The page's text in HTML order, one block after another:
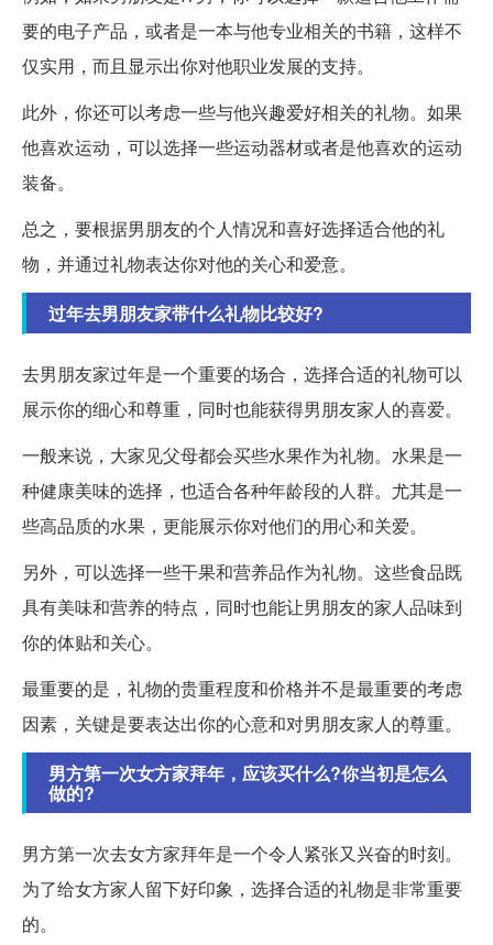
要的电子产品，或者是一本与他专业相关的书籍，这样不
仅实用，而且显示出你对他职业发展的支持。
此外，你还可以考虑一些与他兴趣爱好相关的礼物。如果
他喜欢运动，可以选择一些运动器材或者是他喜欢的运动
装备。
总之，要根据男朋友的个人情况和喜好选择适合他的礼
物，并通过礼物表达你对他的关心和爱意。
过年去男朋友家带什么礼物比较好?
去男朋友家过年是一个重要的场合，选择合适的礼物可以
展示你的细心和尊重，同时也能获得男朋友家人的喜爱。
一般来说，大家见父母都会买些水果作为礼物。水果是一
种健康美味的选择，也适合各种年龄段的人群。尤其是一
些高品质的水果，更能展示你对他们的用心和关爱。
另外，可以选择一些干果和营养品作为礼物。这些食品既
具有美味和营养的特点，同时也能让男朋友的家人品味到
你的体贴和关心。
最重要的是，礼物的贵重程度和价格并不是最重要的考虑
因素，关键是要表达出你的心意和对男朋友家人的尊重。
男方第一次女方家拜年，应该买什么?你当初是怎么
做的?
男方第一次去女方家拜年是一个令人紧张又兴奋的时刻。
为了给女方家人留下好印象，选择合适的礼物是非常重要
的。